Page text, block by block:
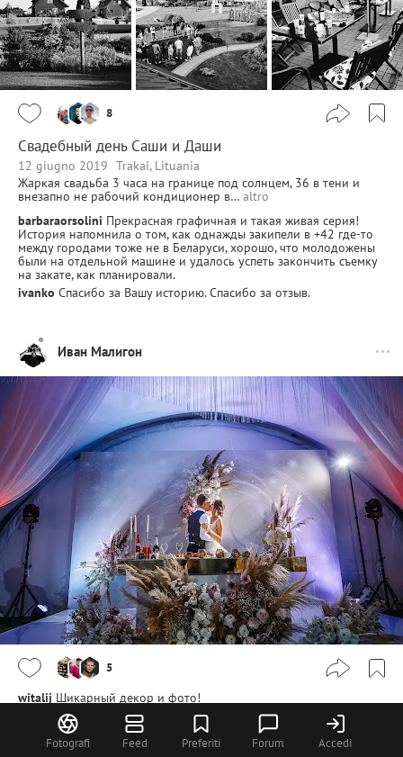
Fotografi Feed Preferiti Forum Accedi
8
Свадебный день Саши и Даши
12 giugno 2019 Trakai, Lituania
Жаркая свадьба 3 часа на границе под солнцем, 36 в тени и
внезапно не рабочий кондиционер в… altro
barbaraorsolini Прекрасная графичная и такая живая серия!
История напомнила о том, как однажды закипели в +42 где-то
между городами тоже не в Беларуси, хорошо, что молодожены
были на отдельной машине и удалось успеть закончить съемку
на закате, как планировали.
ivanko Спасибо за Вашу историю. Спасибо за отзыв.
Иван Малигон
5
witalij Шикарный декор и фото!